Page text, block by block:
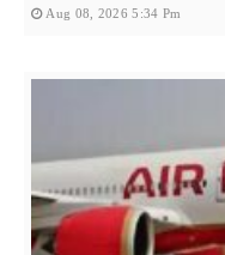
Aug 08, 2026 5:34 Pm